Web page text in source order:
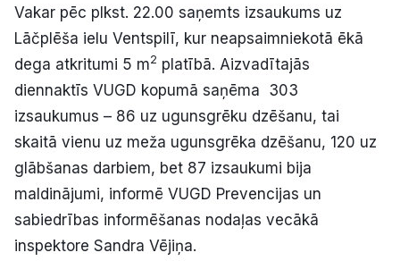
Vakar pēc plkst. 22.00 saņemts izsaukums uz
Lāčplēša ielu Ventspilī, kur neapsaimniekotā ēkā
dega atkritumi 5 m2 platībā. Aizvadītajās
diennaktīs VUGD kopumā saņēma 303
izsaukumus – 86 uz ugunsgrēku dzēšanu, tai
skaitā vienu uz meža ugunsgrēka dzēšanu, 120 uz
glābšanas darbiem, bet 87 izsaukumi bija
maldinājumi, informē VUGD Prevencijas un
sabiedrības informēšanas nodaļas vecākā
inspektore Sandra Vējiņa.